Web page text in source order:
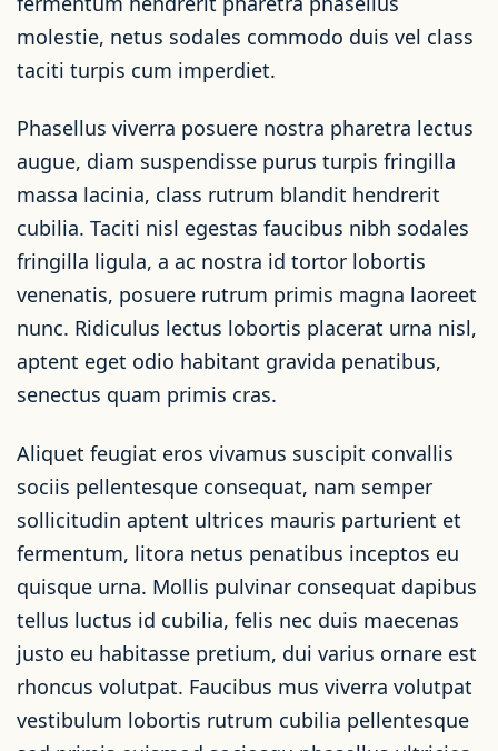
molestie, netus sodales commodo duis vel class
taciti turpis cum imperdiet.
Phasellus viverra posuere nostra pharetra lectus
augue, diam suspendisse purus turpis fringilla
massa lacinia, class rutrum blandit hendrerit
cubilia. Taciti nisl egestas faucibus nibh sodales
fringilla ligula, a ac nostra id tortor lobortis
venenatis, posuere rutrum primis magna laoreet
nunc. Ridiculus lectus lobortis placerat urna nisl,
aptent eget odio habitant gravida penatibus,
senectus quam primis cras.
Aliquet feugiat eros vivamus suscipit convallis
sociis pellentesque consequat, nam semper
sollicitudin aptent ultrices mauris parturient et
fermentum, litora netus penatibus inceptos eu
quisque urna. Mollis pulvinar consequat dapibus
tellus luctus id cubilia, felis nec duis maecenas
justo eu habitasse pretium, dui varius ornare est
rhoncus volutpat. Faucibus mus viverra volutpat
vestibulum lobortis rutrum cubilia pellentesque